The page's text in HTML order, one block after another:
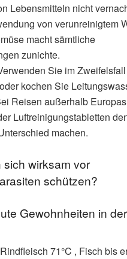
Lebensmitteln nicht
von verunreinigtem
macht sämtliche
zunichte.
Sie im Zweifelsfall
kochen Sie
Reisen außerhalb
Luftreinigungstabletten
machen.
wirksam vor
schützen?
Gewohnheiten in
71°C , Fisch bis